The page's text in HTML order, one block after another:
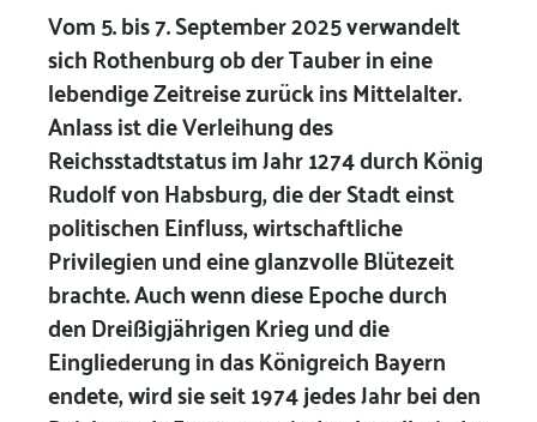
Vom 5. bis 7. September 2025 verwandelt
sich Rothenburg ob der Tauber in eine
lebendige Zeitreise zurück ins Mittelalter.
Anlass ist die Verleihung des
Reichsstadtstatus im Jahr 1274 durch König
Rudolf von Habsburg, die der Stadt einst
politischen Einfluss, wirtschaftliche
Privilegien und eine glanzvolle Blütezeit
brachte. Auch wenn diese Epoche durch
den Dreißigjährigen Krieg und die
Eingliederung in das Königreich Bayern
endete, wird sie seit 1974 jedes Jahr bei den